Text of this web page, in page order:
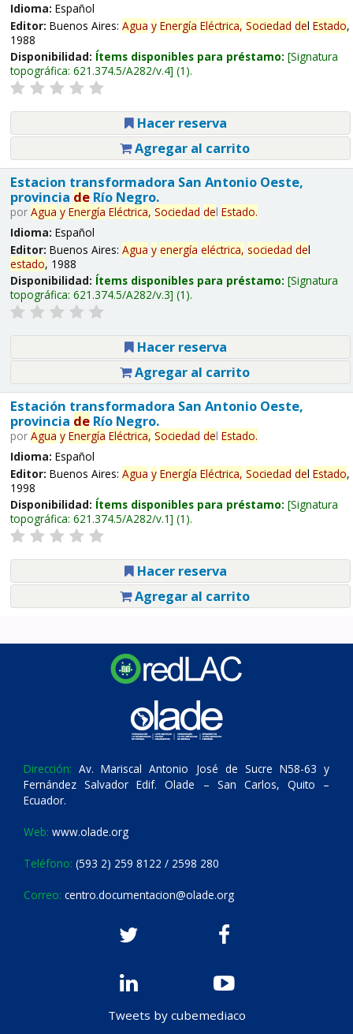
Idioma: Español
Editor: Buenos Aires: Agua y Energía Eléctrica, Sociedad del Estado,
1988
Disponibilidad: Ítems disponibles para préstamo: Signatura
topográfica: 621.374.5/A282/v.4 (1).
Hacer reserva
Agregar al carrito
Estacion transformadora San Antonio Oeste,
provincia deRío Negro.
por Agua y Energía Eléctrica, Sociedad del Estado.
Idioma: Español
Editor: Buenos Aires: Agua y energía eléctrica, sociedad del
estado, 1988
Disponibilidad: Ítems disponibles para préstamo: Signatura
topográfica: 621.374.5/A282/v.3 (1).
Hacer reserva
Agregar al carrito
Estación transformadora San Antonio Oeste,
provincia deRío Negro.
por Agua y Energía Eléctrica, Sociedad del Estado.
Idioma: Español
Editor: Buenos Aires: Agua y Energía Eléctrica, Sociedad del Estado,
1998
Disponibilidad: Ítems disponibles para préstamo: Signatura
topográfica: 621.374.5/A282/v.1 (1).
Hacer reserva
Agregar al carrito
Dirección: Av. Mariscal Antonio José de Sucre N58-63 y
Fernández Salvador Edif. Olade – San Carlos, Quito –
Ecuador.
Web: www.olade.org
Teléfono: (593 2) 259 8122 / 2598 280
Correo: centro.documentacion@olade.org
Tweets by cubemediaco